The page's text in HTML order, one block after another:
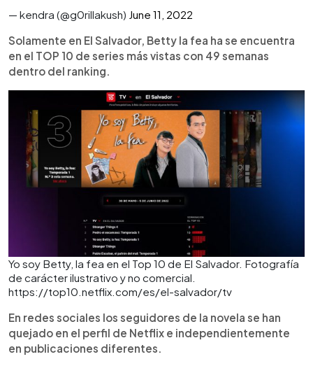
— kendra (@g0rillakush) June 11, 2022
Solamente en El Salvador, Betty la fea ha se encuentra
en el TOP 10 de series más vistas con 49 semanas
dentro del ranking.
Yo soy Betty, la fea en el Top 10 de El Salvador. Fotografía
de carácter ilustrativo y no comercial.
https://top10.netflix.com/es/el-salvador/tv
En redes sociales los seguidores de la novela se han
quejado en el perfil de Netflix e independientemente
en publicaciones diferentes.